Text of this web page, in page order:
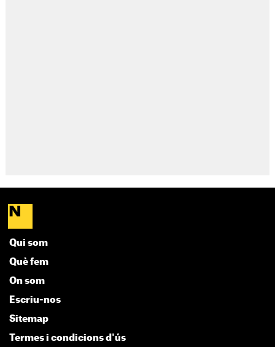
Qui som
Què fem
On som
Escriu-nos
Sitemap
Termes i condicions d'ús